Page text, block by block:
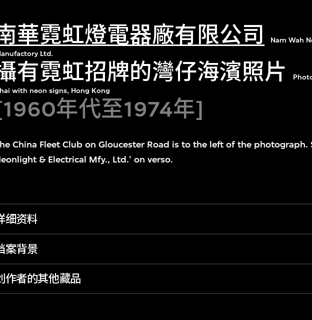
華霓虹燈電器廠有限公司
Nam Wah
Ltd.
有霓虹招牌的灣仔海濱照片
with neon signs, Hong Kong
年代至1974年]
China Fleet Club on Gloucester Road is to the left of the photograph.
& Electrical Mfy., Ltd.' on verso.
细资料
案背景
作者的其他藏品